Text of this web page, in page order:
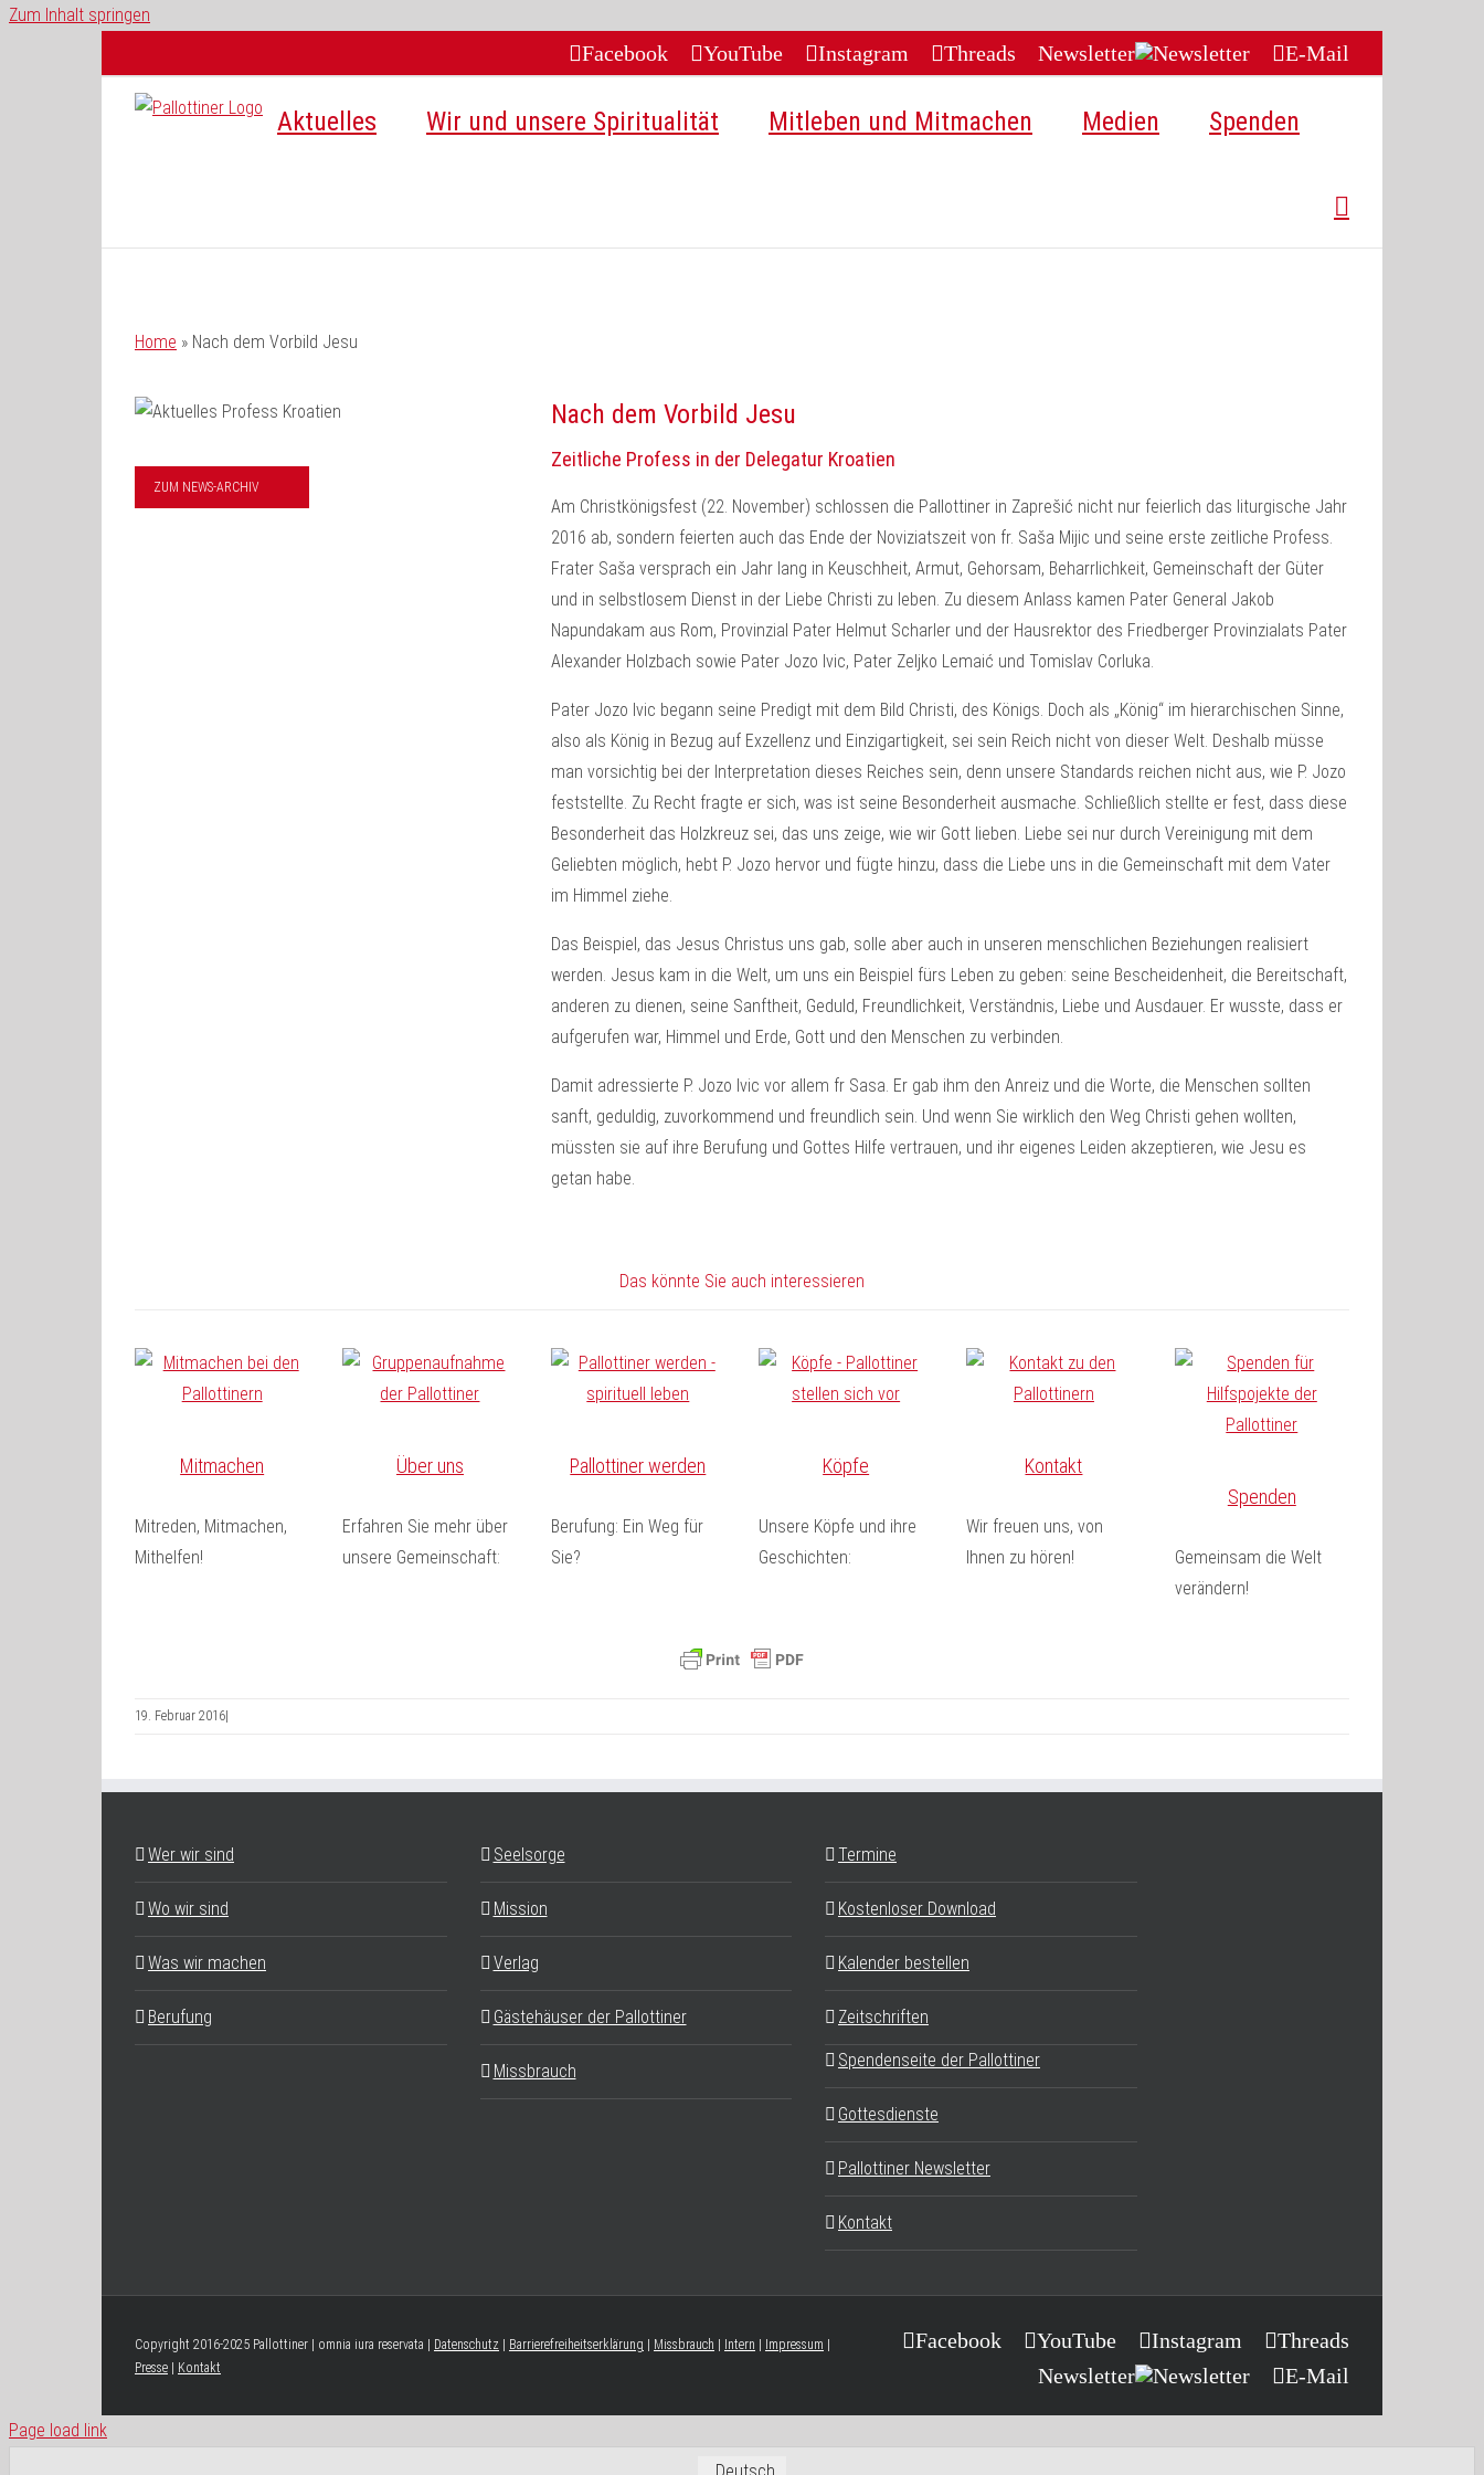
Zum Inhalt springen
Facebook YouTube Instagram Threads Newsletter E-Mail
Aktuelles Wir und unsere Spiritualität Mitleben und Mitmachen Medien Spenden
Home » Nach dem Vorbild Jesu
ZUM NEWS-ARCHIV
Nach dem Vorbild Jesu
Zeitliche Profess in der Delegatur Kroatien
Am Christkönigsfest (22. November) schlossen die Pallottiner in Zaprešić nicht nur feierlich das liturgische Jahr
2016 ab, sondern feierten auch das Ende der Noviziatszeit von fr. Saša Mijic und seine erste zeitliche Profess.
Frater Saša versprach ein Jahr lang in Keuschheit, Armut, Gehorsam, Beharrlichkeit, Gemeinschaft der Güter
und in selbstlosem Dienst in der Liebe Christi zu leben. Zu diesem Anlass kamen Pater General Jakob
Napundakam aus Rom, Provinzial Pater Helmut Scharler und der Hausrektor des Friedberger Provinzialats Pater
Alexander Holzbach sowie Pater Jozo Ivic, Pater Zeljko Lemaić und Tomislav Corluka.
Pater Jozo Ivic begann seine Predigt mit dem Bild Christi, des Königs. Doch als „König“ im hierarchischen Sinne,
also als König in Bezug auf Exzellenz und Einzigartigkeit, sei sein Reich nicht von dieser Welt. Deshalb müsse
man vorsichtig bei der Interpretation dieses Reiches sein, denn unsere Standards reichen nicht aus, wie P. Jozo
feststellte. Zu Recht fragte er sich, was ist seine Besonderheit ausmache. Schließlich stellte er fest, dass diese
Besonderheit das Holzkreuz sei, das uns zeige, wie wir Gott lieben. Liebe sei nur durch Vereinigung mit dem
Geliebten möglich, hebt P. Jozo hervor und fügte hinzu, dass die Liebe uns in die Gemeinschaft mit dem Vater
im Himmel ziehe.
Das Beispiel, das Jesus Christus uns gab, solle aber auch in unseren menschlichen Beziehungen realisiert
werden. Jesus kam in die Welt, um uns ein Beispiel fürs Leben zu geben: seine Bescheidenheit, die Bereitschaft,
anderen zu dienen, seine Sanftheit, Geduld, Freundlichkeit, Verständnis, Liebe und Ausdauer. Er wusste, dass er
aufgerufen war, Himmel und Erde, Gott und den Menschen zu verbinden.
Damit adressierte P. Jozo Ivic vor allem fr Sasa. Er gab ihm den Anreiz und die Worte, die Menschen sollten
sanft, geduldig, zuvorkommend und freundlich sein. Und wenn Sie wirklich den Weg Christi gehen wollten,
müssten sie auf ihre Berufung und Gottes Hilfe vertrauen, und ihr eigenes Leiden akzeptieren, wie Jesu es
getan habe.
Das könnte Sie auch interessieren
Mitmachen
Mitreden, Mitmachen,
Mithelfen!
Über uns
Erfahren Sie mehr über
unsere Gemeinschaft:
Pallottiner werden
Berufung: Ein Weg für
Sie?
Köpfe
Unsere Köpfe und ihre
Geschichten:
Kontakt
Wir freuen uns, von
Ihnen zu hören!
Spenden
Gemeinsam die Welt
verändern!
19. Februar 2016
Wer wir sind
Wo wir sind
Was wir machen
Berufung
Seelsorge
Mission
Verlag
Gästehäuser der Pallottiner
Missbrauch
Termine
Kostenloser Download
Kalender bestellen
Zeitschriften
Spendenseite der Pallottiner
Gottesdienste
Pallottiner Newsletter
Kontakt
Copyright 2016-2025 Pallottiner | omnia iura reservata | Datenschutz Barrierefreiheitserklärung Missbrauch Intern Impressum
Presse
Kontakt
Facebook YouTube Instagram
Threads
Newsletter
E-Mail
Page load link